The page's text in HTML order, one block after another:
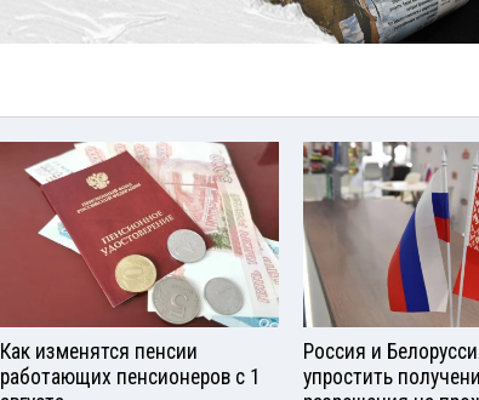
Как изменятся пенсии
работающих пенсионеров с 1
Россия и
упростить